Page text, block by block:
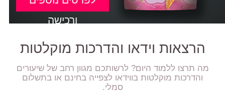
ורכישה
הרצאות וידאו והדרכות מוקלטות
מה תרצו ללמוד היום? לרשותכם מגוון רחב של שיעורים
והדרכות מוקלטות בווידאו לצפייה בחינם או בתשלום
סמלי.